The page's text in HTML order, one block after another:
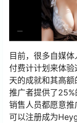
目前，很多自媒
付费计计划来体
天的成就和其高
推广者提供了
销售人员都愿意
可以注册成为